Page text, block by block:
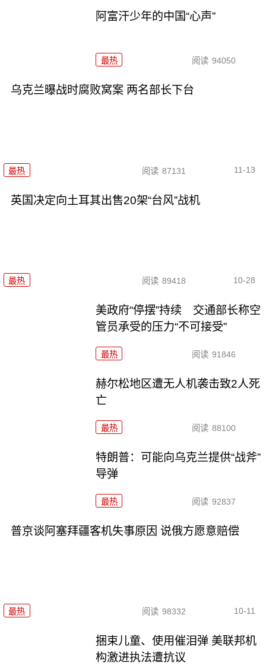
阿富汗少年的中国“心声”
最热 阅读 94050
乌克兰曝战时腐败窝案 两名部长下台
最热 阅读 87131 11-13
英国决定向土耳其出售20架“台风”战机
最热 阅读 89418 10-28
美政府“停摆”持续 交通部长称空
管员承受的压力“不可接受”
最热 阅读 91846
赫尔松地区遭无人机袭击致2人死
亡
最热 阅读 88100
特朗普：可能向乌克兰提供“战斧”
导弹
最热 阅读 92837
普京谈阿塞拜疆客机失事原因 说俄方愿意赔偿
最热 阅读 98332 10-11
捆束儿童、使用催泪弹 美联邦机
构激进执法遭抗议